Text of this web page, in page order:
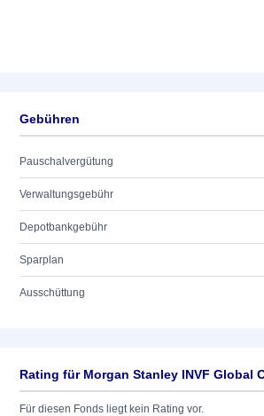
Gebühren
Pauschalvergütung
Verwaltungsgebühr
Depotbankgebühr
Sparplan
Ausschüttung
Für diesen Fonds liegt kein Rating vor.